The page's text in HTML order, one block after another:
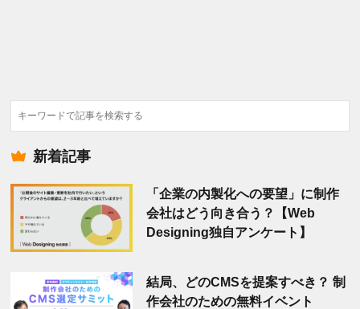
検
索
新着記事
「企業の内製化への要望」に制作
会社はどう向き合う？【Web
Designing独自アンケート】
結局、どのCMSを提案すべき？ 制
作会社のための無料イベント